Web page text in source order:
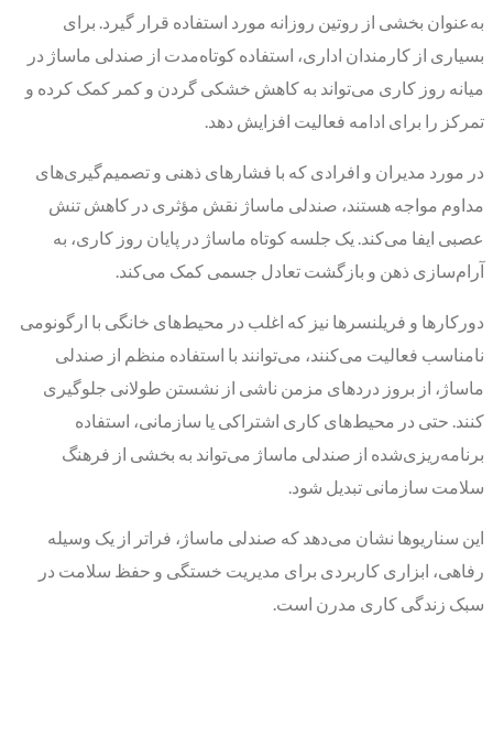
به‌عنوان بخشی از روتین روزانه مورد استفاده قرار گیرد. برای
بسیاری از کارمندان اداری، استفاده کوتاه‌مدت از صندلی ماساژ در
میانه روز کاری می‌تواند به کاهش خشکی گردن و کمر کمک کرده و
تمرکز را برای ادامه فعالیت افزایش دهد.
در مورد مدیران و افرادی که با فشارهای ذهنی و تصمیم‌گیری‌های
مداوم مواجه هستند، صندلی ماساژ نقش مؤثری در کاهش تنش
عصبی ایفا می‌کند. یک جلسه کوتاه ماساژ در پایان روز کاری، به
آرام‌سازی ذهن و بازگشت تعادل جسمی کمک می‌کند.
دورکارها و فریلنسرها نیز که اغلب در محیط‌های خانگی با ارگونومی
نامناسب فعالیت می‌کنند، می‌توانند با استفاده منظم از صندلی
ماساژ، از بروز دردهای مزمن ناشی از نشستن طولانی جلوگیری
کنند. حتی در محیط‌های کاری اشتراکی یا سازمانی، استفاده
برنامه‌ریزی‌شده از صندلی ماساژ می‌تواند به بخشی از فرهنگ
سلامت سازمانی تبدیل شود.
این سناریوها نشان می‌دهد که صندلی ماساژ، فراتر از یک وسیله
رفاهی، ابزاری کاربردی برای مدیریت خستگی و حفظ سلامت در
سبک زندگی کاری مدرن است.